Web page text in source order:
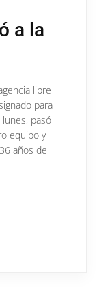
a la
libre
para
pasó
equipo y
años de